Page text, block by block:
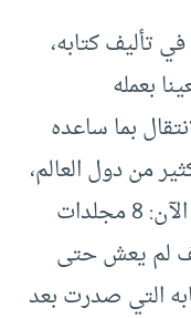
تأليف كتابه،
بعمله
بما ساعده
من دول العالم،
حتى خرج على الصورة التي نراها الآن: 8 مجلدات
لم يعش حتى
التي صدرت بعد